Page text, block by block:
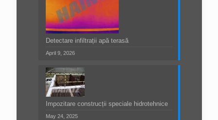
Detectare infiltrații apă terasă
April 9, 2026
Impozitare construcții speciale hidrotehnice
May 24, 2025